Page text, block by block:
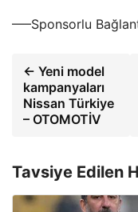
—–Sponsorlu
← Yeni model
kampanyaları
Nissan Türkiye
– OTOMOTİV
Tavsiye Edilen